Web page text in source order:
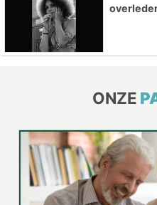
ONZE